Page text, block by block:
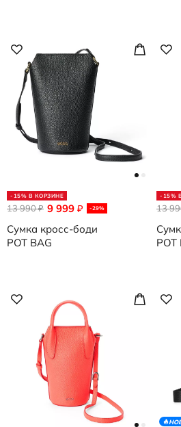
-15% В КОРЗИНЕ
9 999 ₽ -29%
13 990₽
Сумка кросс-боди
POT BAG
-15%
13
POT